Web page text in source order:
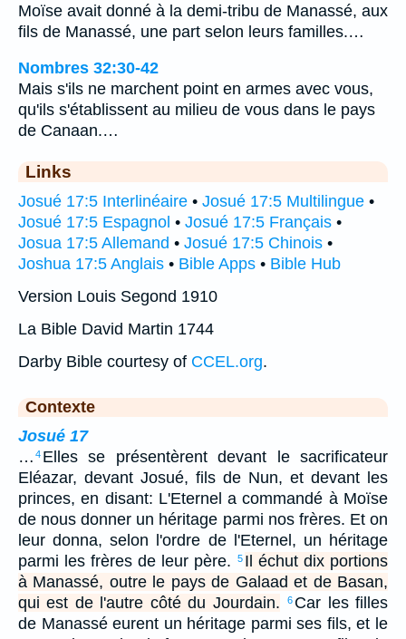
Moïse avait donné à la demi-tribu de Manassé, aux
fils de Manassé, une part selon leurs familles.…
Nombres 32:30-42
Mais s'ils ne marchent point en armes avec vous,
qu'ils s'établissent au milieu de vous dans le pays
de Canaan.…
Links
Josué 17:5 Interlinéaire • Josué 17:5 Multilingue •
Josué 17:5 Espagnol • Josué 17:5 Français •
Josua 17:5 Allemand • Josué 17:5 Chinois •
Joshua 17:5 Anglais • Bible Apps • Bible Hub
Version Louis Segond 1910
La Bible David Martin 1744
Darby Bible courtesy of CCEL.org.
Contexte
Josué 17
… 4 Elles se présentèrent devant le sacrificateur
Eléazar, devant Josué, fils de Nun, et devant les
princes, en disant: L'Eternel a commandé à Moïse
de nous donner un héritage parmi nos frères. Et on
leur donna, selon l'ordre de l'Eternel, un héritage
parmi les frères de leur père.
5 Il échut dix portions
à Manassé, outre le pays de Galaad et de Basan,
qui est de l'autre côté du Jourdain.
6 Car les filles
de Manassé eurent un héritage parmi ses fils, et le